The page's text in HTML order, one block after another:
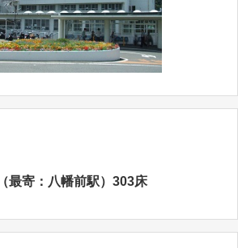
最寄：八幡前駅）303床